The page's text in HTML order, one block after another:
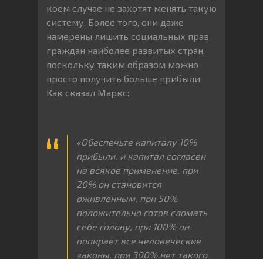
коем случае не захотят менять такую
систему. Более того, они даже
намерены лишить социальных прав
граждан наиболее развитых стран,
поскольку таким образом можно
просто получить больше прибыли.
Как сказал Маркс:
«Обеспечьте капиталу 10%
прибыли, и капитал согласен
на всякое применение, при
20% он становится
оживленным, при 50%
положительно готов сломать
себе голову, при 100% он
попирает все человеческие
законы, при 300% нет такого